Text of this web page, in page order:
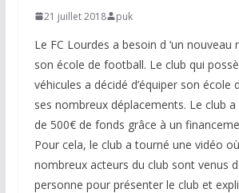
21 juillet 2018 puk
Le FC Lourdes a besoin d ‘un nouveau
son école de football. Le club qui
véhicules a décidé d’équiper son
ses nombreux déplacements. Le club
de 500€ de fonds grâce à un
Pour cela, le club a tourné une vidéo
nombreux acteurs du club sont venus
personne pour présenter le club et